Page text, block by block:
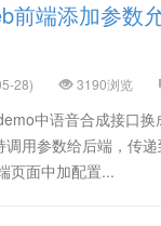
前端添加参
28) 3190浏览
中语音合成接口
用参数给后端，传
页面中加配置...